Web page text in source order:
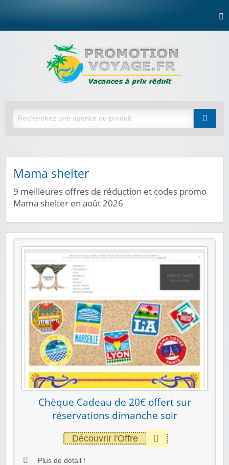
Mama shelter
9 meilleures offres de réduction et codes promo
Mama shelter en août 2026
Chèque Cadeau de 20€ offert sur
réservations dimanche soir
Découvrir l'Offre
Plus de détail !